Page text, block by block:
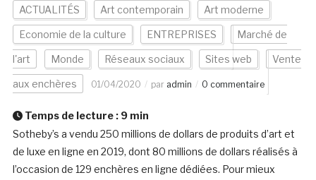
ACTUALITÉS Art contemporain Art moderne
Economie de la culture ENTREPRISES Marché de
l'art Monde Réseaux sociaux Sites web Vente
aux enchères 01/04/2020 par admin 0 commentaire
Temps de lecture : 9 min
Sotheby’s a vendu 250 millions de dollars de produits d’art et
de luxe en ligne en 2019, dont 80 millions de dollars réalisés à
l’occasion de 129 enchères en ligne dédiées. Pour mieux